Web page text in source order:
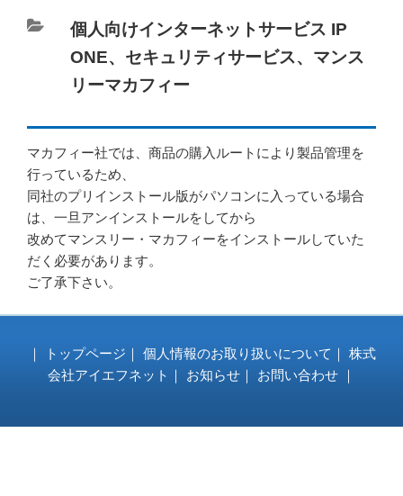
カ
テ
ゴ
個人向けインターネットサービス IP
ONE、 セキュリティサービス、 マンス
リーマカフィー
マカフィー社では、商品の購入ルートにより製品管理を
行っているため、
同社のプリインストール版がパソコンに入っている場合
は、一旦アンインストールをしてから
改めてマンスリー・マカフィーをインストールしていた
だく必要があります。
ご了承下さい。
｜ トップページ ｜ 個人情報のお取り扱いについて ｜ 株式
会社アイエフネット ｜ お知らせ ｜ お問い合わせ ｜